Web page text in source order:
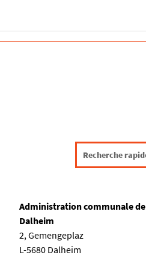
Administration communale de
Dalheim
2, Gemengeplaz
L-5680 Dalheim